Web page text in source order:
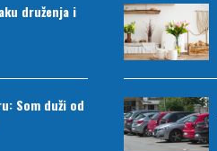
druženja i
Som duži od